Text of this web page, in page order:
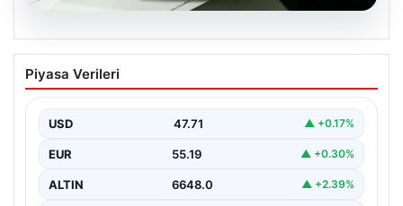
Nisan 2026 Doğum Yardımı Ödemeleri
Hesaplara Yatırıldı: Bakan Göktaş’tan
Nisan ayı doğum yardımı ödemeleri, ihtiyaç sahibi aileler
Piyasa Verileri
USD 47.71 ▲ +0.17%
EUR 55.19 ▲ +0.30%
ALTIN 6648.0 ▲ +2.39%